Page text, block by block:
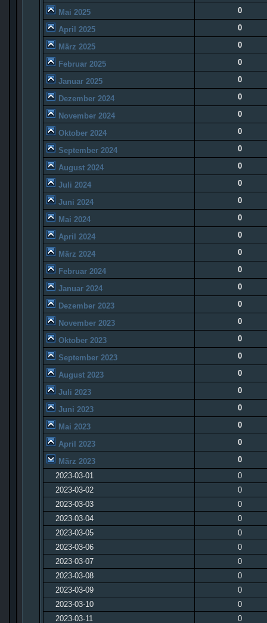
Mai 2025 0
April 2025 0
März 2025 0
Februar 2025 0
Januar 2025 0
Dezember 2024 0
November 2024 0
Oktober 2024 0
September 2024 0
August 2024 0
Juli 2024 0
Juni 2024 0
Mai 2024 0
April 2024 0
März 2024 0
Februar 2024 0
Januar 2024 0
Dezember 2023 0
November 2023 0
Oktober 2023 0
September 2023 0
August 2023 0
Juli 2023 0
Juni 2023 0
Mai 2023 0
April 2023 0
März 2023
0
2023-03-01
0
2023-03-02
0
2023-03-03
0
2023-03-04
0
2023-03-05
0
2023-03-06
0
2023-03-07
0
2023-03-08
0
2023-03-09
0
2023-03-10
0
2023-03-11
0